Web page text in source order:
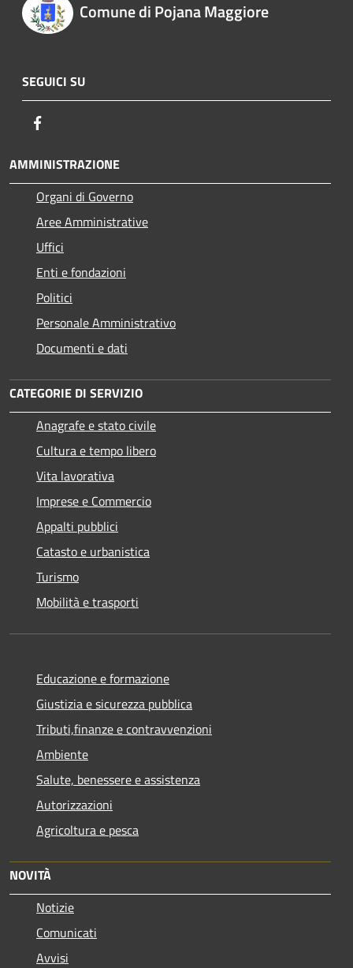
Comune di Pojana Maggiore
SEGUICI SU
AMMINISTRAZIONE
Organi di Governo
Aree Amministrative
Uffici
Enti e fondazioni
Politici
Personale Amministrativo
Documenti e dati
CATEGORIE DI SERVIZIO
Anagrafe e stato civile
Cultura e tempo libero
Vita lavorativa
Imprese e Commercio
Appalti pubblici
Catasto e urbanistica
Turismo
Mobilità e trasporti
Educazione e formazione
Giustizia e sicurezza pubblica
Tributi,finanze e contravvenzioni
Ambiente
Salute, benessere e assistenza
Autorizzazioni
Agricoltura e pesca
NOVITÀ
Notizie
Comunicati
Avvisi